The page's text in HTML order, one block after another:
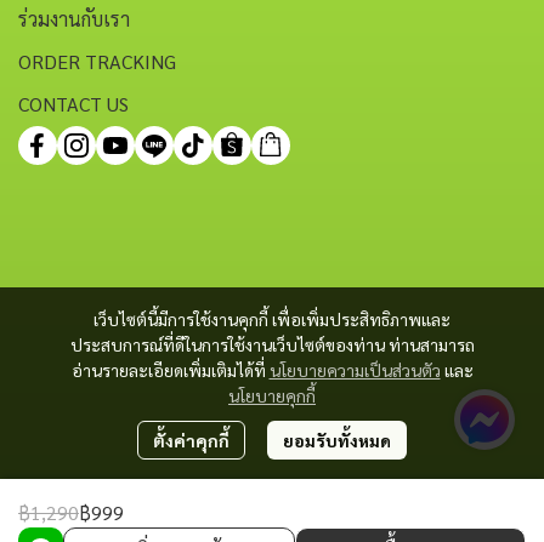
฿1,290฿999
เว็บไซต์นี้มีการใช้งานคุกกี้ เพื่อเพิ่มประสิทธิภาพและ
ประสบการณ์ที่ดีในการใช้งานเว็บไซต์ของท่าน ท่านสามารถ
อ่านรายละเอียดเพิ่มเติมได้ที่ นโยบายความเป็นส่วนตัว และ
นโยบายคุกกี้
ตั้งค่าคุกกี้ ยอมรับทั้งหมด
ร่วมงานกับเรา
ORDER TRACKING
CONTACT US
Copyright 2023 | All Rights Reserved | Powered by MWE